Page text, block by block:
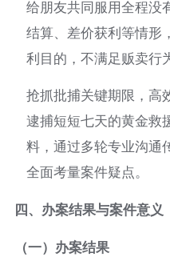
给朋友共同服用全程没
结算、差价获利等情形
利目的，不满足贩卖行
抢抓批捕关键期限，高
逮捕短短七天的黄金救
料，通过多轮专业沟通
全面考量案件疑点。
四、办案结果与案件意义
（一）办案结果